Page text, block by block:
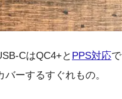
CはQC4+と PPS対応で
ーするすぐれもの。